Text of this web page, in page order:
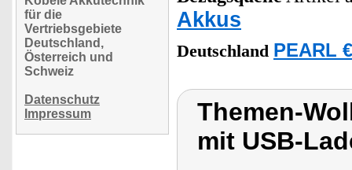
für die
Vertriebsgebiete
Deutschland,
Österreich und
Schweiz
Datenschutz
Impressum
Akkus
Deutschland PEARL
Themen-
mit USB-